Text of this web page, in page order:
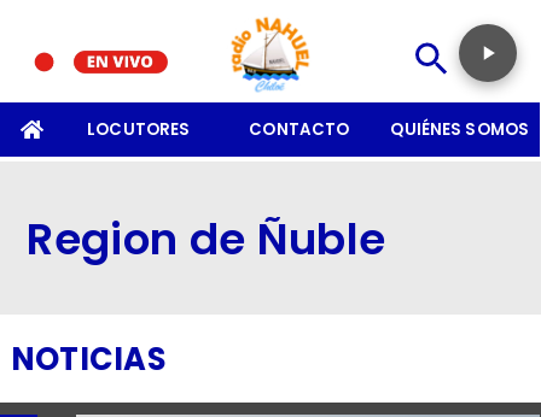
LOCUTORES CONTACTO QUIÉNES SOMOS
Region de Ñuble
NOTICIAS